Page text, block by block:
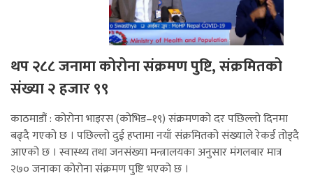
थप २८८ जनामा कोरोना संक्रमण पुष्टि, संक्रमितको
संख्या २ हजार ९९
काठमाडौं : कोरोना भाइरस (कोभिड–१९) संक्रमणको दर पछिल्लो दिनमा
बढ्दै गएको छ । पछिल्लो दुई हप्तामा नयाँ संक्रमितको संख्याले रेकर्ड तोड्दै
आएको छ । स्वास्थ्य तथा जनसंख्या मन्त्रालयका अनुसार मंगलबार मात्र
२७० जनाका कोरोना संक्रमण पुष्टि भएको छ ।